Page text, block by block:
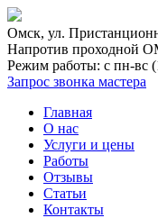
Омск, ул.
Напротив
Режим работы: с пн-вс
Запрос звонка мастера
Главная
О нас
Услуги и цены
Работы
Отзывы
Статьи
Контакты